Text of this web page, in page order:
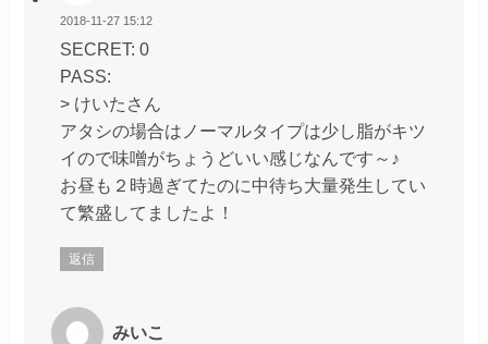
2018-11-27 15:12
SECRET: 0
PASS:
> けいたさん
アタシの場合はノーマルタイプは少し脂がキツ
イので味噌がちょうどいい感じなんです～♪
お昼も２時過ぎてたのに中待ち大量発生してい
て繁盛してましたよ！
返信
みいこ